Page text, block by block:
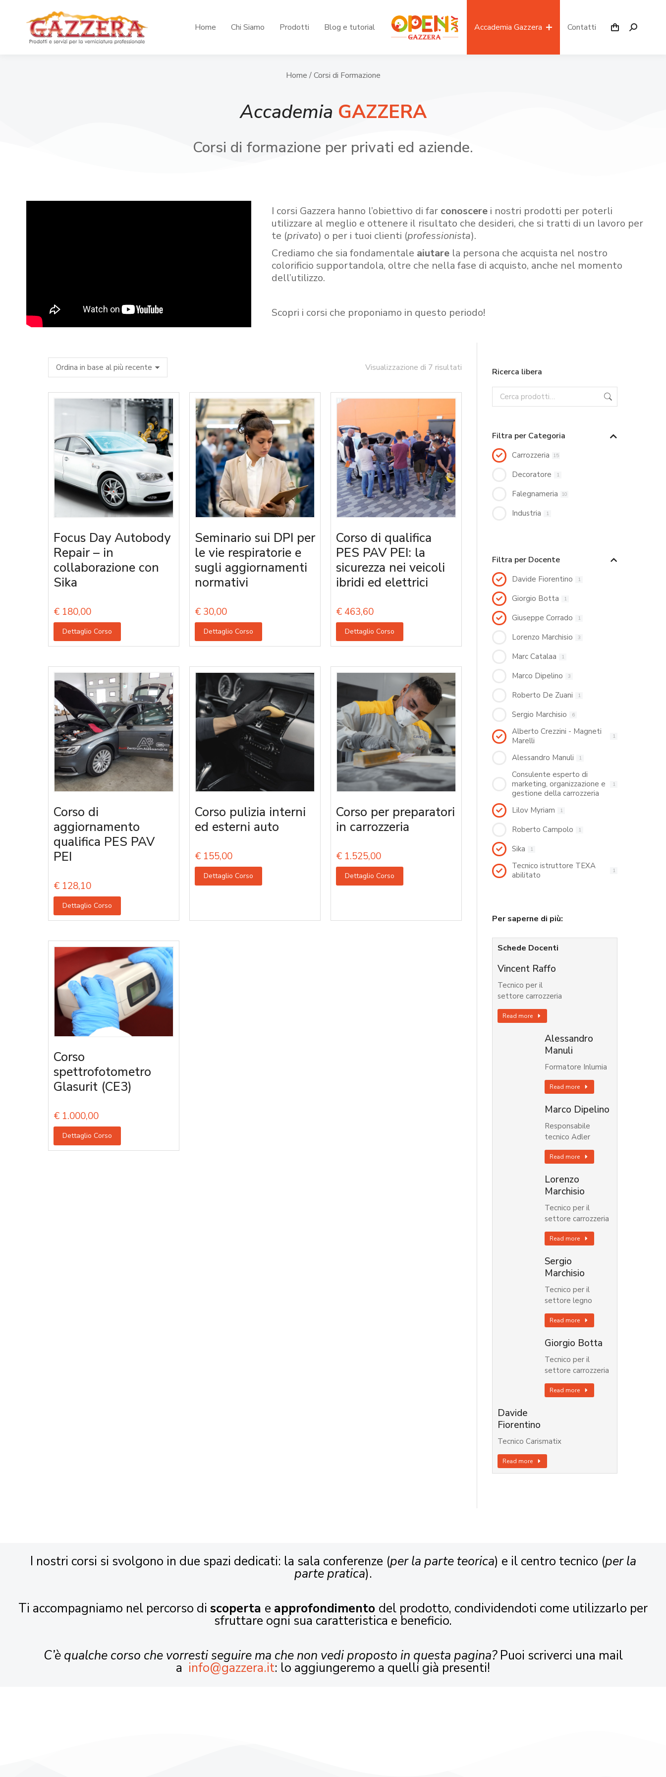
Home Chi Siamo Prodotti Blog e tutorial Accademia Gazzera Contatti
Home / Corsi di Formazione
Accademia GAZZERA
Corsi di formazione per privati ed aziende.
I corsi Gazzera hanno l’obiettivo di far conoscerei nostri prodotti per poterli
utilizzare al meglio e ottenere il risultato che desideri, che si tratti di un lavoro per
te (privato) o per i tuoi clienti (professionista).
Crediamo che sia fondamentale aiutare la persona che acquista nel nostro
colorificio supportandola, oltre che nella fase di acquisto, anche nel momento
dell’utilizzo.
Scopri i corsi che proponiamo in questo periodo!
Visualizzazione di 7 risultati
Focus Day Autobody
Repair – in
collaborazione con
Sika
€ 180,00
Dettaglio Corso
Seminario sui DPI per
le vie respiratorie e
sugli aggiornamenti
normativi
€ 30,00
Dettaglio Corso
Corso di qualifica
PES PAV PEI: la
sicurezza nei veicoli
ibridi ed elettrici
€ 463,60
Dettaglio Corso
Corso di
aggiornamento
qualifica PES PAV
PEI
€ 128,10
Dettaglio Corso
Corso pulizia interni
ed esterni auto
€ 155,00
Dettaglio Corso
Corso per preparatori
in carrozzeria
€ 1.525,00
Dettaglio Corso
Corso
spettrofotometro
Glasurit (CE3)
€ 1.000,00
Dettaglio Corso
Ricerca libera
Filtra per Categoria
Carrozzeria 15
Decoratore 1
Falegnameria 10
Industria 1
Filtra per Docente
Davide Fiorentino 1
Giorgio Botta 1
Giuseppe Corrado 1
Lorenzo Marchisio 3
Marc Catalaa 1
Marco Dipelino 3
Roberto De Zuani 1
Sergio Marchisio 6
Alberto Crezzini - Magneti
Marelli
1
Alessandro Manuli 1
Consulente esperto di
marketing, organizzazione e
gestione della carrozzeria
1
Lilov Myriam 1
Roberto Campolo 1
Sika 1
Tecnico istruttore TEXA
abilitato
1
Per saperne di più:
Schede Docenti
Vincent Raffo
Tecnico per il
settore carrozzeria
Read more
Alessandro
Manuli
Formatore Inlumia
Read more
Marco Dipelino
Responsabile
tecnico Adler
Read more
Lorenzo
Marchisio
Tecnico per il
settore carrozzeria
Read more
Sergio
Marchisio
Tecnico per il
settore legno
Read more
Giorgio Botta
Tecnico per il
settore carrozzeria
Read more
Davide
Fiorentino
Tecnico Carismatix
Read more
I nostri corsi si svolgono in due spazi dedicati: la sala conferenze (per la parte teorica) e il centro tecnico (per la
parte pratica).
Ti accompagniamo nel percorso di scoperta e approfondimento del prodotto, condividendoti come utilizzarlo per
sfruttare ogni sua caratteristica e beneficio.
C’è qualche corso che vorresti seguire ma che non vedi proposto in questa pagina?Puoi scriverci una mail
a info@gazzera.it: lo aggiungeremo a quelli già presenti!